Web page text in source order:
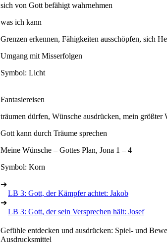
sich von Gott befähigt wahrnehmen
was ich kann
Grenzen erkennen, Fähigkeiten ausschöpfen, sich
Umgang mit Misserfolgen
Symbol: Licht
Fantasiereisen
träumen dürfen, Wünsche ausdrücken, mein größter
Gott kann durch Träume sprechen
Meine Wünsche – Gottes Plan, Jona 1 – 4
Symbol: Korn
➔
LB 3: Gott, der Kämpfer achtet: Jakob
➔
LB 3: Gott, der sein Versprechen hält: Josef
Gefühle entdecken und ausdrücken: Spiel- und
Ausdrucksmittel